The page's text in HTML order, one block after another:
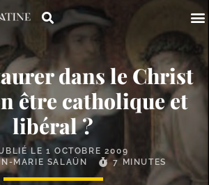
dans le Christ
être catholique et
libéral ?
LE 1 OCTOBRE 2009
MARIE SALAÜN
7 MINUTES